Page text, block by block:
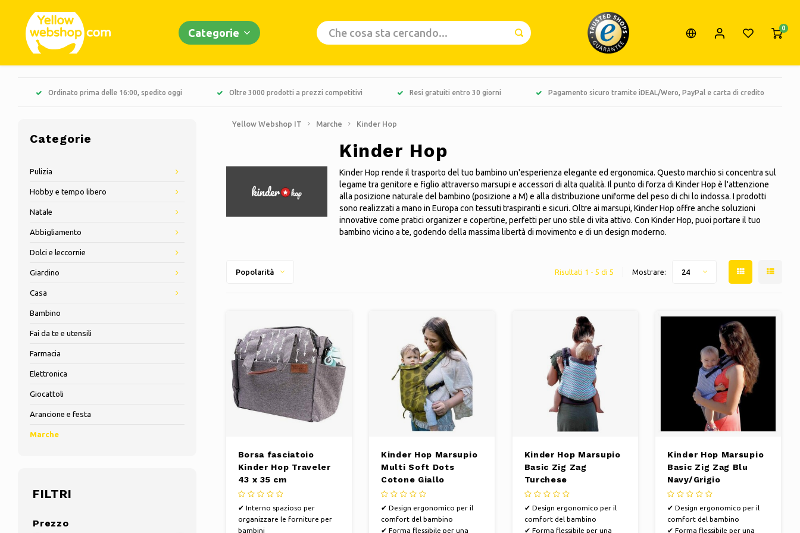
Categorie 0
Ordinato prima delle 16:00, spedito oggi Oltre 3000 prodotti a prezzi competitivi Resi gratuiti entro 30 giorni Pagamento sicuro tramite iDEAL/Wero, PayPal e carta di credito
Categorie
Pulizia
Hobby e tempo libero
Natale
Abbigliamento
Dolci e leccornie
Giardino
Casa
Bambino
Fai da te e utensili
Farmacia
Elettronica
Giocattoli
Arancione e festa
Marche
FILTRI
Prezzo
Yellow Webshop IT Marche Kinder Hop
Kinder Hop
Kinder Hop rende il trasporto del tuo bambino un'esperienza elegante ed ergonomica. Questo marchio si concentra sul
legame tra genitore e figlio attraverso marsupi e accessori di alta qualità. Il punto di forza di Kinder Hop è l'attenzione
alla posizione naturale del bambino (posizione a M) e alla distribuzione uniforme del peso di chi lo indossa. I prodotti
sono realizzati a mano in Europa con tessuti traspiranti e sicuri. Oltre ai marsupi, Kinder Hop offre anche soluzioni
innovative come pratici organizer e copertine, perfetti per uno stile di vita attivo. Con Kinder Hop, puoi portare il tuo
bambino vicino a te, godendo della massima libertà di movimento e di un design moderno.
Popolarità Risultati 1 - 5 di 5 Mostrare: 24
Borsa fasciatoio
Kinder Hop Traveler
43 x 35 cm
poliuretano grigio
✔ Interno spazioso per
organizzare le forniture per
bambini
Kinder Hop Marsupio
Multi Soft Dots
Cotone Giallo
✔ Design ergonomico per il
comfort del bambino
✔ Forma flessibile per una
Kinder Hop Marsupio
Basic Zig Zag
Turchese
✔ Design ergonomico per il
comfort del bambino
✔ Forma flessibile per una
Kinder Hop Marsupio
Basic Zig Zag Blu
Navy/Grigio
✔ Design ergonomico per il
comfort del bambino
✔ Forma flessibile per una